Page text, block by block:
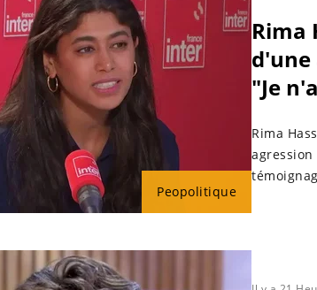
Peopolitique
Rima
d'une
"Je
Rima